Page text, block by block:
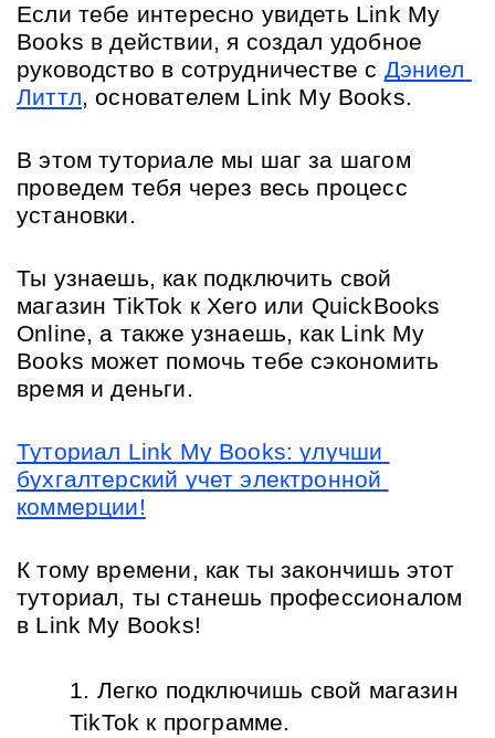
Если тебе интересно увидеть Link My
Books в действии, я создал удобное
руководство в сотрудничестве с Дэниел
Литтл, основателем Link My Books.
В этом туториале мы шаг за шагом
проведем тебя через весь процесс
установки.
Ты узнаешь, как подключить свой
магазин TikTok к Xero или QuickBooks
Online, а также узнаешь, как Link My
Books может помочь тебе сэкономить
время и деньги.
Туториал Link My Books: улучши
бухгалтерский учет электронной
коммерции!
К тому времени, как ты закончишь этот
туториал, ты станешь профессионалом
в Link My Books!
Легко подключишь свой магазин
TikTok к программе.